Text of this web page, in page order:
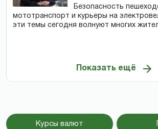
Безопасность
мототранспорт и курьеры на
эти темы сегодня волнуют многих
Показать ещё
Курсы валют